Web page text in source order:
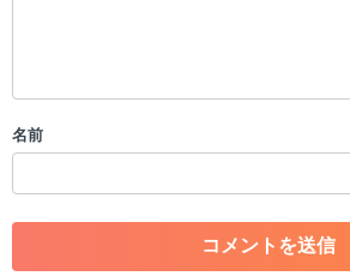
・一度削除された投稿を再び投稿すること
・アカウントの売買など金銭が絡む内容
・各ゲームのネタバレを含む内容の投稿
・その他、管理者が不適切と判断した投稿
名前